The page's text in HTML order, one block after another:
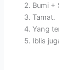
Bumi +
Tamat.
Yang
Iblis